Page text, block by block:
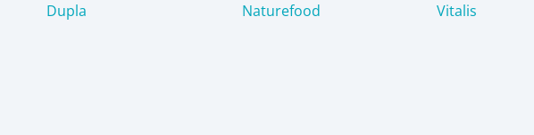
Dupla
Naturefood
Vitalis